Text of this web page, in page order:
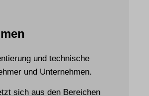
und technische
und Unternehmen.
sich aus den Bereichen